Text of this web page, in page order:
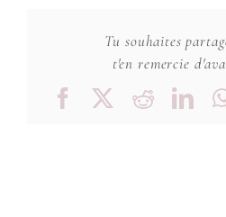
Tu souhaites
t'en remercie
FacebookReddit